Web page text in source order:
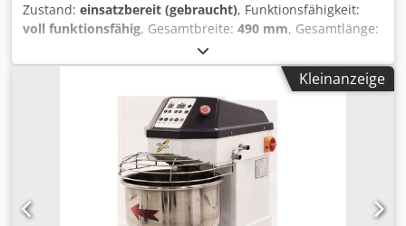
Zustand: einsatzbereit (gebraucht), Funktionsfähigkeit:
voll funktionsfähig, Gesamtbreite: 490 mm, Gesamtlänge:
546 mm
des Eingangsstroms:Gleichstrom (DC),
, Bürodrucker. Djdpfxjxac I Ie
Kleinanzeige